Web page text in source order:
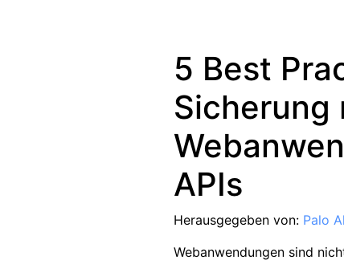
5 Best
Sicherung
APIs
Herausgegeben von: Palo
Webanwendungen sind